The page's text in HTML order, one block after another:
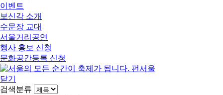
이벤트
보신각 소개
수문장 교대
서울거리공연
행사 홍보 신청
문화공간등록 신청
닫기
검색분류